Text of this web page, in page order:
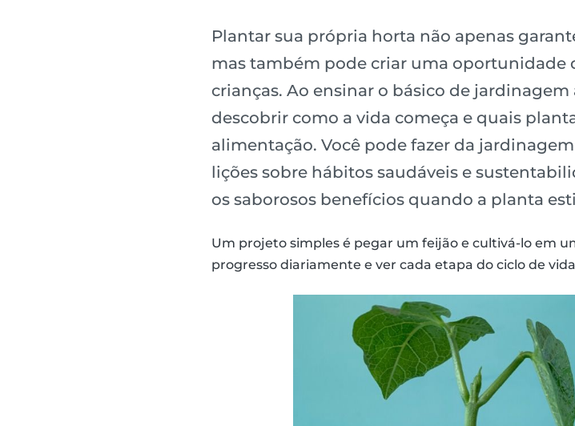
Plantar sua própria horta não apenas
mas também pode criar uma oportunidade
crianças. Ao ensinar o básico de
descobrir como a vida começa e quais
alimentação. Você pode fazer da
lições sobre hábitos saudáveis ​​e
os saborosos benefícios quando a planta
Um projeto simples é pegar um feijão e cultivá-lo em
progresso diariamente e ver cada etapa do ciclo de